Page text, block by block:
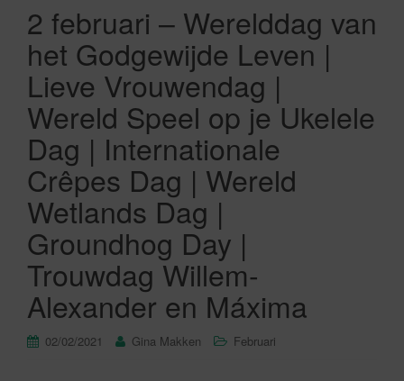
v
i
2 februari – Werelddag van
het Godgewijde Leven |
Lieve Vrouwendag |
Wereld Speel op je Ukelele
Dag | Internationale
Crêpes Dag | Wereld
Wetlands Dag |
Groundhog Day |
Trouwdag Willem-
Alexander en Máxima
02/02/2021 Gina Makken Februari